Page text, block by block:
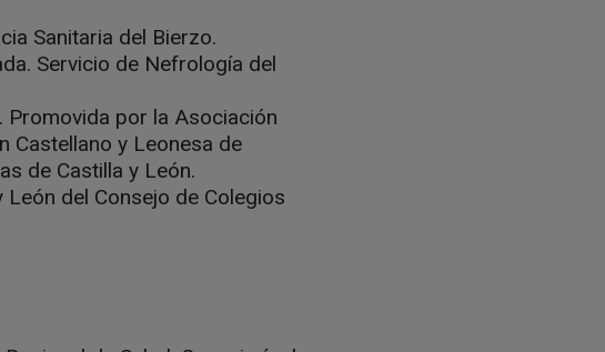
Sanitaria del Bierzo.
Servicio de Nefrología del
Promovida por la Asociación
Castellano y Leonesa de
de Castilla y León.
del Consejo de Colegios